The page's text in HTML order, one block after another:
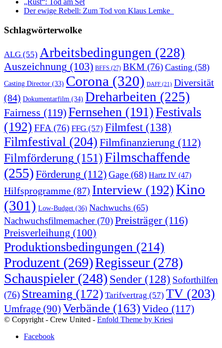
„Rust“: Tod am Set
Der ewige Rebell: Zum Tod von Klaus Lemke
Schlagwörterwolke
ALG (55) Arbeitsbedingungen (228)
Auszeichnung (103) BFFS (27) BKM (76) Casting (58)
Casting Director (33) Corona (320) DAFF (21) Diversität
(84) Dokumentarfilm (34) Dreharbeiten (225)
Fairness (119)Fernsehen (191)Festivals
(192) FFA (76) FFG (57) Filmfest (138)
Filmfestival (204) Filmfinanzierung (112)
Filmförderung (151)Filmschaffende
(255) Förderung (112)Gage (68) Hartz IV (47)
Hilfsprogramme (87) Interview (192)Kino
(301) Low-Budget (36) Nachwuchs (65)
Nachwuchsfilmemacher(70)Preisträger(116)
Preisverleihung (100)
Produktionsbedingungen (214)
Produzent (269)Regisseur (278)
Schauspieler (248) Sender (128) Soforthilfen
(76) Streaming (172) Tarifvertrag (57) TV (203)
Umfrage (90) Verbände (163)Video (117)
© Copyright - Crew United - Enfold Theme by Kriesi
Facebook